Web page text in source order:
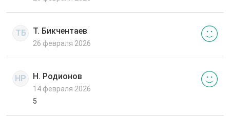
ТБ Т. Бикчентаев
26 февраля 2026
НР Н. Родионов
14 февраля 2026
5